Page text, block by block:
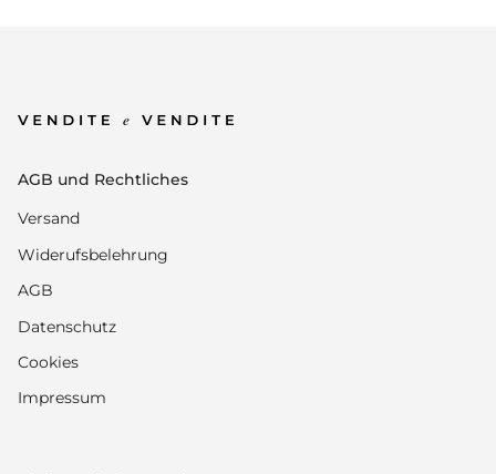
AGB und Rechtliches
Versand
Widerufsbelehrung
AGB
Datenschutz
Cookies
Impressum